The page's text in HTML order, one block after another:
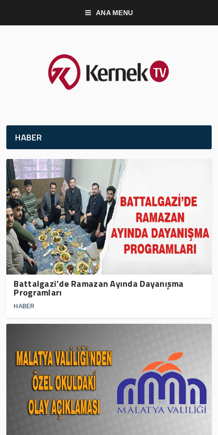
ANA MENU
HABER
Battalgazi’de Ramazan Ayında Dayanışma
Programları
HABER